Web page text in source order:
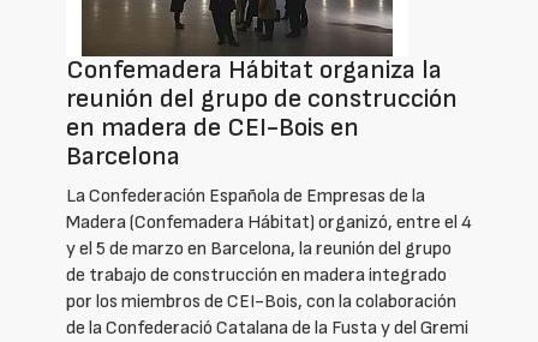
Confemadera Hábitat organiza la
reunión del grupo de construcción
en madera de CEI-Bois en
Barcelona
La Confederación Española de Empresas de la
Madera (Confemadera Hábitat) organizó, entre el 4
y el 5 de marzo en Barcelona, la reunión del grupo
de trabajo de construcción en madera integrado
por los miembros de CEI-Bois, con la colaboración
de la Confederació Catalana de la Fusta y del Gremi